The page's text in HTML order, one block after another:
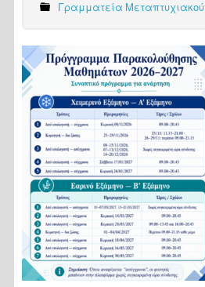
Γραμματεία Μεταπτυχιακού